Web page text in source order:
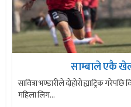
साम्बाले एकै
सावित्रा भण्डारीले दोहोरो ह्याट्रिक
महिला लिग...